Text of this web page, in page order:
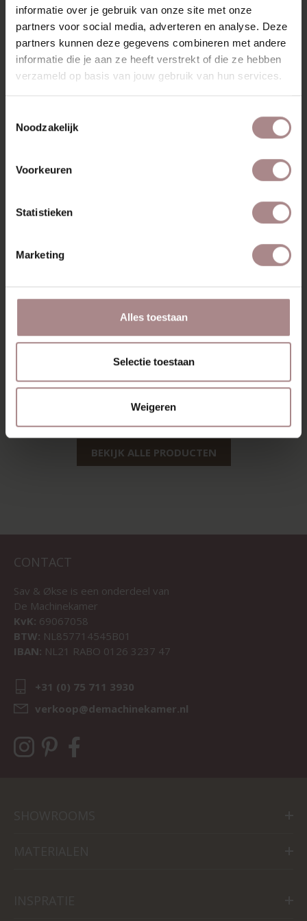
informatie over je gebruik van onze site met onze
partners voor social media, adverteren en analyse. Deze
partners kunnen deze gegevens combineren met andere
informatie die je aan ze heeft verstrekt of die ze hebben
verzameld op basis van jouw gebruik van hun services.
Noodzakelijk
Voorkeuren
Statistieken
Marketing
Alles toestaan
Selectie toestaan
Weigeren
AFMETINGEN
ZAKELIJK
MISSCHIEN VIND JE DIT
SINNI | EIKEN
VANAF€ 189,00
SINNI EIKEN |
ZITTING GREY
BEKIJK ALLE PRODUCTEN
CONTACT
Sav & Økse is een onderdeel van
De Machinekamer
KvK: 69067058
BTW: NL857714545B01
IBAN: NL21 RABO 0126 3237 47
+31 (0) 75 711 3930
verkoop@demachinekamer.nl